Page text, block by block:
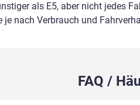
als E5, aber nicht jedes
nach Verbrauch und
FAQ /